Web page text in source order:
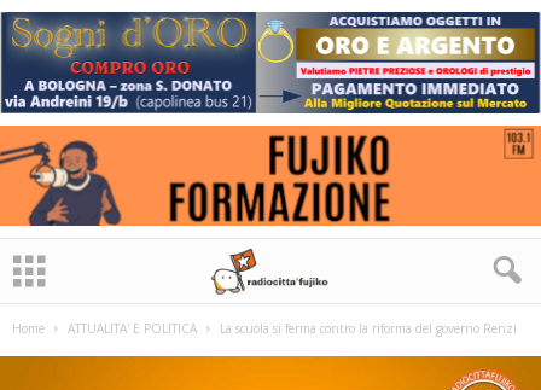
Home ATTUALITA' E POLITICA La scuola si ferma contro la riforma del governo Renzi